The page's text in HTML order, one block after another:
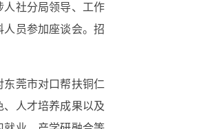
人社分局领导、工作
人员参加座谈会。招
东莞市对口帮扶铜仁
人才培养成果以及